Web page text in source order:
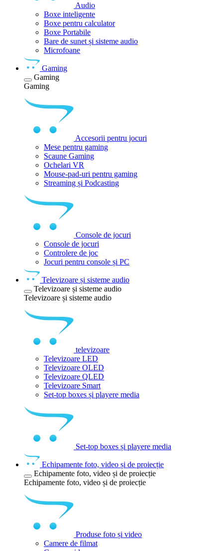
Audio
Boxe inteligente
Boxe pentru calculator
Boxe Portabile
Bare de sunet și sisteme audio
Microfoane
Gaming
Gaming
Gaming
Accesorii pentru jocuri
Mese pentru gaming
Scaune Gaming
Ochelari VR
Mouse-pad-uri pentru gaming
Streaming și Podcasting
Console de jocuri
Console de jocuri
Controlere de joc
Jocuri pentru console și PC
Televizoare și sisteme audio
Televizoare și sisteme audio
Televizoare și sisteme audio
televizoare
Televizoare LED
Televizoare OLED
Televizoare QLED
Televizoare Smart
Set-top boxes și playere media
Set-top boxes și playere media
Echipamente foto, video și de proiecție
Echipamente foto, video și de proiecție
Echipamente foto, video și de proiecție
Produse foto și video
Camere de filmat